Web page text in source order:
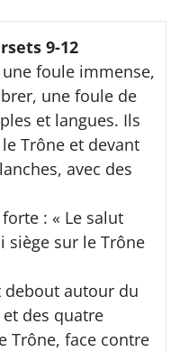
9-12
une foule immense,
une foule de
et langues. Ils
Trône et devant
avec des
forte : « Le salut
siège sur le Trône
debout autour du
des quatre
Trône, face contre